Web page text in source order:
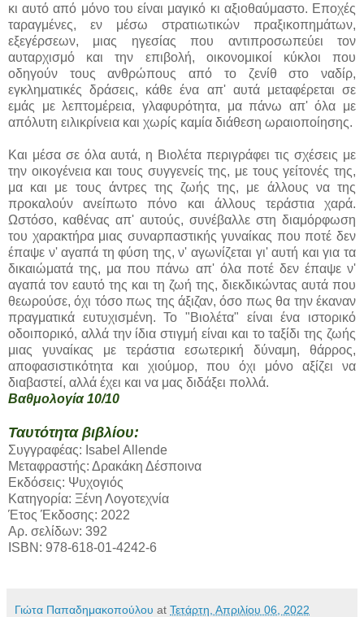
κι αυτό από μόνο του είναι μαγικό κι αξιοθαύμαστο. Εποχές
ταραγμένες, εν μέσω στρατιωτικών πραξικοπημάτων,
εξεγέρσεων, μιας ηγεσίας που αντιπροσωπεύει τον
αυταρχισμό και την επιβολή, οικονομικοί κύκλοι που
οδηγούν τους ανθρώπους από το ζενίθ στο ναδίρ,
εγκληματικές δράσεις, κάθε ένα απ' αυτά μεταφέρεται σε
εμάς με λεπτομέρεια, γλαφυρότητα, μα πάνω απ' όλα με
απόλυτη ειλικρίνεια και χωρίς καμία διάθεση ωραιοποίησης.
Και μέσα σε όλα αυτά, η Βιολέτα περιγράφει τις σχέσεις με
την οικογένεια και τους συγγενείς της, με τους γείτονές της,
μα και με τους άντρες της ζωής της, με άλλους να της
προκαλούν ανείπωτο πόνο και άλλους τεράστια χαρά.
Ωστόσο, καθένας απ' αυτούς, συνέβαλλε στη διαμόρφωση
του χαρακτήρα μιας συναρπαστικής γυναίκας που ποτέ δεν
έπαψε ν' αγαπά τη φύση της, ν' αγωνίζεται γι' αυτή και για τα
δικαιώματά της, μα που πάνω απ' όλα ποτέ δεν έπαψε ν'
αγαπά τον εαυτό της και τη ζωή της, διεκδικώντας αυτά που
θεωρούσε, όχι τόσο πως της άξιζαν, όσο πως θα την έκαναν
πραγματικά ευτυχισμένη. Το "Βιολέτα" είναι ένα ιστορικό
οδοιπορικό, αλλά την ίδια στιγμή είναι και το ταξίδι της ζωής
μιας γυναίκας με τεράστια εσωτερική δύναμη, θάρρος,
αποφασιστικότητα και χιούμορ, που όχι μόνο αξίζει να
διαβαστεί, αλλά έχει και να μας διδάξει πολλά.
Βαθμολογία 10/10
Ταυτότητα βιβλίου:
Συγγραφέας: Isabel Allende
Μεταφραστής: Δρακάκη Δέσποινα
Εκδόσεις: Ψυχογιός
Κατηγορία: Ξένη Λογοτεχνία
Έτος Έκδοσης: 2022
Αρ. σελίδων: 392
ISBN: 978-618-01-4242-6
Γιώτα Παπαδημακοπούλου at Τετάρτη, Απριλίου 06, 2022